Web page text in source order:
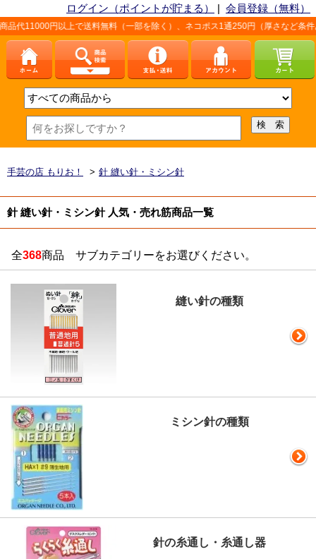
ログイン（ポイントが貯まる） | 会員登録（無料）
で送料無料（一部を除く）、ネコポス1通250円（厚さなど条件あり）。詳しく
手芸の店 もりお！ > 針 縫い針・ミシン針
針 縫い針・ミシン針 人気・売れ筋商品一覧
全368商品 サブカテゴリーをお選びください。
縫い針の種類
ミシン針の種類
針の糸通し・糸通し器